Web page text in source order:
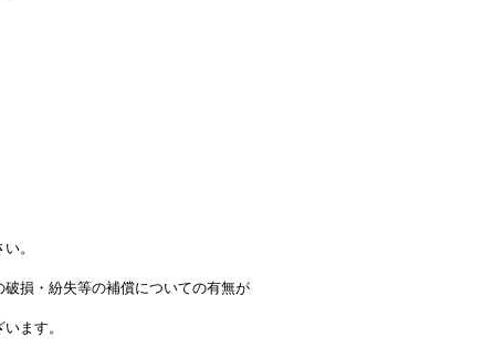
。
損・紛失等の補償についての有無が
ます。